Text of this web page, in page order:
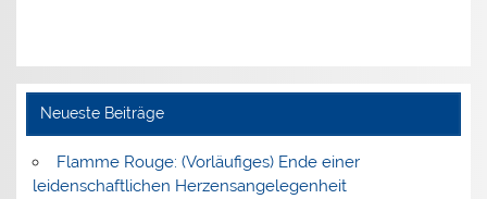
Neueste Beiträge
Flamme Rouge: (Vorläufiges) Ende einer
leidenschaftlichen Herzensangelegenheit